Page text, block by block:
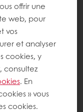
offrir une
web, pour
vos
et analyser
cookies, y
consultez
. En
» vous
cookies.